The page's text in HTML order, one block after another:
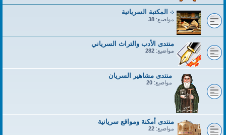
܀ المكتبة السريانية
مواضيع: 38
منتدى الأدب والتراث السرياني
مواضيع: 282
منتدى مشاهير السريان
مواضيع: 20
منتدى أمكنة ومواقع سريانية
مواضيع: 22